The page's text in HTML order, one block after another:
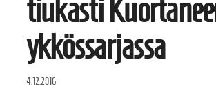
tiukasti
ykkössarjassa
4.12.2016